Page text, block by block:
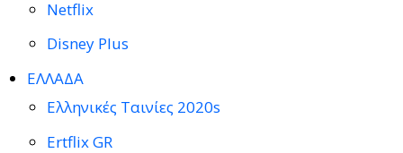
Netflix
Disney Plus
ΕΛΛΑΔΑ
Ελληνικές Ταινίες 2020s
Ertflix GR